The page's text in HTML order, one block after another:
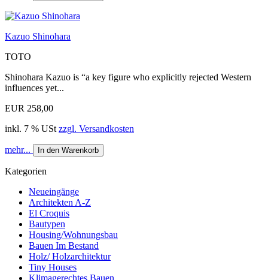
Kazuo Shinohara
TOTO
Shinohara Kazuo is “a key figure who explicitly rejected Western
influences yet...
EUR 258,00
inkl. 7 % USt zzgl. Versandkosten
mehr... In den Warenkorb
Kategorien
Neueingänge
Architekten A-Z
El Croquis
Bautypen
Housing/Wohnungsbau
Bauen Im Bestand
Holz/ Holzarchitektur
Tiny Houses
Klimagerechtes Bauen